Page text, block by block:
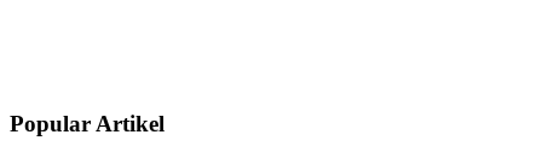
Popular Artikel